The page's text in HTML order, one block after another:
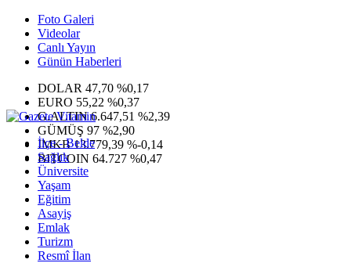
Foto Galeri
Videolar
Canlı Yayın
Günün Haberleri
DOLAR 47,70 %0,17
EURO 55,22 %0,37
G.ALTIN6.647,51 %2,39
GÜMÜŞ 97 %2,90
IMKB13.779,39 %-0,14
BITCOIN 64.727 %0,47
İlçe - Belde
Sağlık
Üniversite
Yaşam
Eğitim
Asayiş
Emlak
Turizm
Resmî İlan